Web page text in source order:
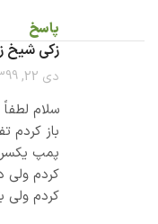
پاسخ
زکی شیخ
دی 22, 1399 در 1:10 ق.ظ
سلام
باز کردم
پمپ
کردم ولی
کردم ولی